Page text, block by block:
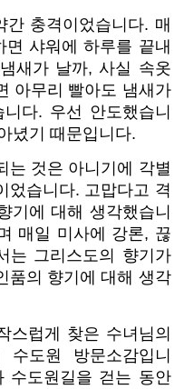
간 충격이었습니다. 매
면 샤워에 하루를 끝내
새가 날까, 사실 속옷
아무리 빨아도 냄새가
다. 우선 안도했습니
녔기 때문입니다.
는 것은 아니기에 각별
었습니다. 고맙다고 격
기에 대해 생각했습니
매일 미사에 강론, 끊
는 그리스도의 향기가
품의 향기에 대해 생각
스럽게 찾은 수녀님의
수도원 방문소감입니
수도원길을 걷는 동안